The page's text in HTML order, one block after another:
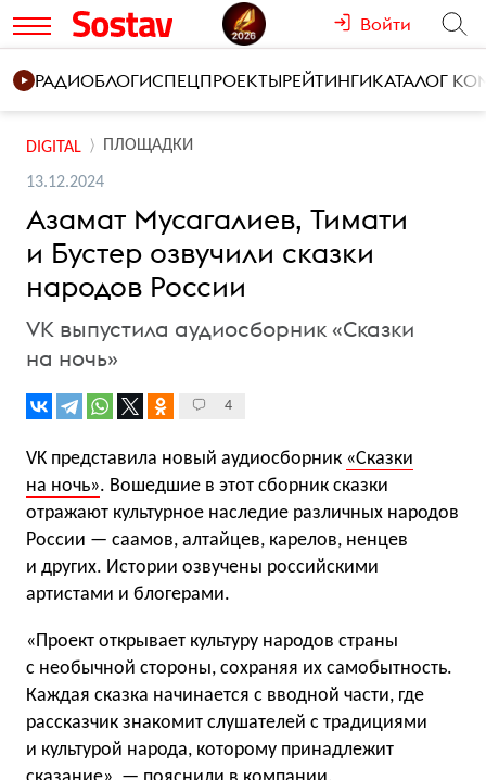
Войти
РАДИОБЛОГИСПЕЦПРОЕКТЫРЕЙТИНГИКАТАЛОГ
DIGITAL ПЛОЩАДКИ
13.12.2024
Азамат Мусагалиев, Тимати
и Бустер озвучили сказки
народов России
VK выпустила аудиосборник «Сказки
на ночь»
4
VK представила новый аудиосборник «Сказки
на ночь». Вошедшие в этот сборник сказки
отражают культурное наследие различных народов
России — саамов, алтайцев, карелов, ненцев
и других. Истории озвучены российскими
артистами и блогерами.
«Проект открывает культуру народов страны
с необычной стороны, сохраняя их самобытность.
Каждая сказка начинается с вводной части, где
рассказчик знакомит слушателей с традициями
и культурой народа, которому принадлежит